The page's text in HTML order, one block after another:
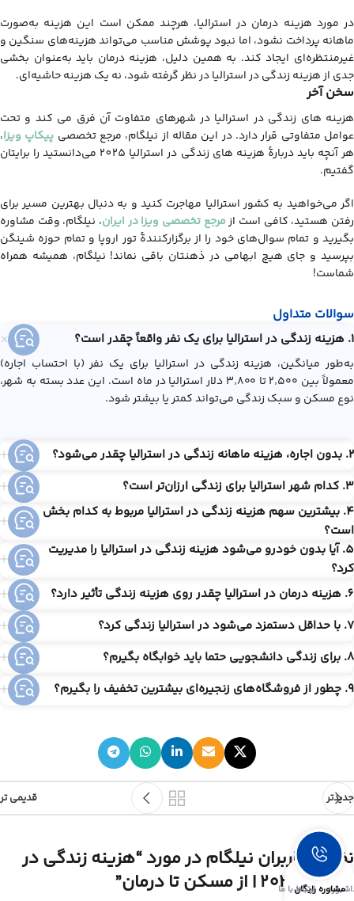
در مورد هزینه درمان در استرالیا، هرچند ممکن است این هزینه به‌صورت
ماهانه پرداخت نشود، اما نبود پوشش مناسب می‌تواند هزینه‌های سنگین و
غیرمنتظره‌ای ایجاد کند. به همین دلیل، هزینه درمان باید به‌عنوان بخشی
جدی از هزینه زندگي در استرالیا در نظر گرفته شود، نه یک هزینه حاشیه‌ای.
سخن آخر
هزینه های زندگی در استرالیا در شهرهای متفاوت آن فرق می کند و تحت
عوامل متفاوتی قرار دارد. در این مقاله از نیلگام، مرجع تخصصی پیکاپ ویزا،
هر آنچه باید دربارۀ هزینه های زندگی در استرالیا 2025 می‌دانستید را برایتان
گفتیم.
اگر می‌خواهید به کشور استرالیا مهاجرت کنید و به دنبال بهترین مسیر برای
رفتن هستید، کافی است ازمرجع تخصصی ویزا در ایران، نیلگام، وقت مشاوره
بگیرید و تمام سوال‌های خود را از برگزارکنندۀ تور اروپا و تمام حوزه شینگن
بپرسید و جای هیچ ابهامی در ذهنتان باقی نماند! نیلگام، همیشه همراه
شماست!
سوالات متداول
1. هزینه زندگی در استرالیا برای یک نفر واقعاً چقدر است؟
به‌طور میانگین، هزینه زندگی در استرالیا برای یک نفر (با احتساب اجاره)
معمولاً بین ۲٬۵۰۰ تا ۳٬۸۰۰ دلار استرالیا در ماه است. این عدد بسته به شهر،
نوع مسکن و سبک زندگی می‌تواند کمتر یا بیشتر شود.
2. بدون اجاره، هزینه ماهانه زندگی در استرالیا چقدر می‌شود؟
3. کدام شهر استرالیا برای زندگی ارزان‌تر است؟
4. بیشترین سهم هزینه زندگی در استرالیا مربوط به کدام بخش
است؟
5. آیا بدون خودرو می‌شود هزینه زندگی در استرالیا را مدیریت
کرد؟
6. هزینه درمان در استرالیا چقدر روی هزینه زندگی تأثیر دارد؟
7. با حداقل دستمزد می‌شود در استرالیا زندگی کرد؟
8. برای زندگی دانشجویی حتما باید خوابگاه بگیرم؟
9. چطور از فروشگاه‌های زنجیره‌ای بیشترین تخفیف را بگیرم؟
جدیدتر قدیمی تر
نظرات کاربران نیلگام در مورد “هزینه زندگی در
استرالیا 2026 | از مسکن تا درمان
” مشاوره رایگان
ارتباط با ما